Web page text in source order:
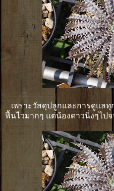
เพราะวัสดุปลูกและการดูแลทุ
ฟื้นไวมากๆ แต่น้องดาวนิ่งๆไป